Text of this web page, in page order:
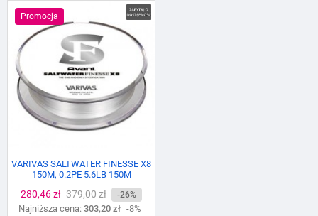
Promocja
VARIVAS SALTWATER FINESSE X8
150M, 0.2PE 5.6LB 150M
Cena
280,46 zł Cena
podstawowa
379,00 zł -26%
Najniższa cena: 303,20 zł -8%